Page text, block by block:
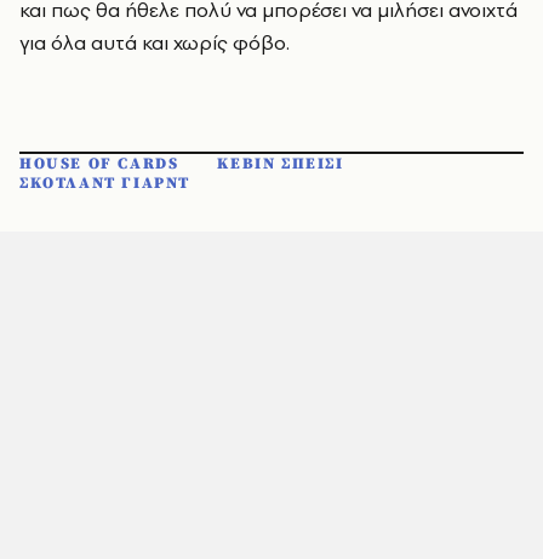
και πως θα ήθελε πολύ να μπορέσει να μιλήσει ανοιχτά
για όλα αυτά και χωρίς φόβο.
HOUSE OF CARDS
ΚΕΒΙΝ ΣΠΕΙΣΙ
ΣΚΟΤΛΑΝΤ ΓΙΑΡΝΤ